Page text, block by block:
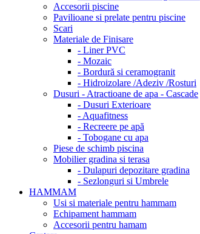
Accesorii piscine
Pavilioane si prelate pentru piscine
Scari
Materiale de Finisare
- Liner PVC
- Mozaic
- Bordură si ceramogranit
- Hidroizolare /Adeziv /Rosturi
Dusuri - Atractioane de apa - Cascade
- Dusuri Exterioare
- Aquafitness
- Recreere pe apă
- Tobogane cu apa
Piese de schimb piscina
Mobilier gradina si terasa
- Dulapuri depozitare gradina
- Sezlonguri si Umbrele
HAMMAM
Usi si materiale pentru hammam
Echipament hammam
Accesorii pentru hamam